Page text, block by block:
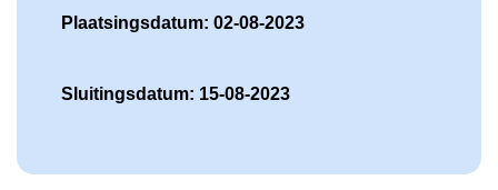
Plaatsingsdatum: 02-08-2023
Sluitingsdatum: 15-08-2023